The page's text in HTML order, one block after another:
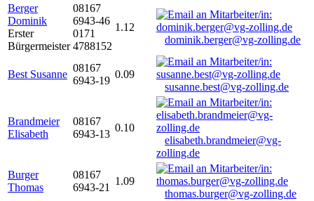
Berger
Dominik
Erster
Bürgermeister
08167
6943-46
0171
4788152
1.12
dominik.berger@vg-zolling.de
Best Susanne
08167
6943-19
0.09
susanne.best@vg-zolling.de
Brandmeier
Elisabeth
08167
6943-13
0.10
elisabeth.brandmeier@vg-
zolling.de
Burger
Thomas
08167
6943-21
1.09
thomas.burger@vg-zolling.de